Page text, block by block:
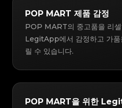
POP MART 제품 감정
POP MART의 중고품을 리
LegitApp에서 감정하고 가품
릴 수 있습니다.
POP MART을 위한